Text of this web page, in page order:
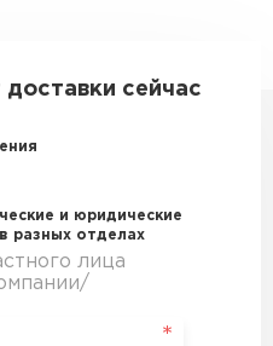
доставки сейчас
и юридические
разных отделах
лица